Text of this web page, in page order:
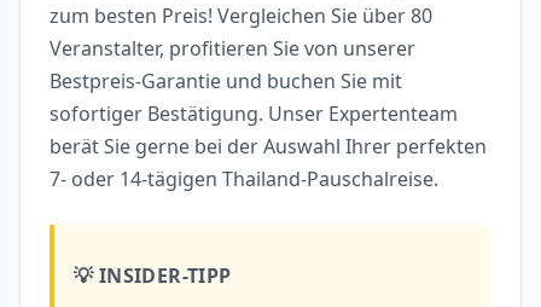
zum besten Preis! Vergleichen Sie über 80
Veranstalter, profitieren Sie von unserer
Bestpreis-Garantie und buchen Sie mit
sofortiger Bestätigung. Unser Expertenteam
berät Sie gerne bei der Auswahl Ihrer perfekten
7- oder 14-tägigen Thailand-Pauschalreise.
💡 INSIDER-TIPP